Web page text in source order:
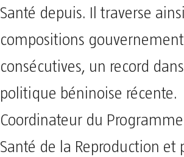
Santé depuis. Il traverse
compositions
consécutives, un record
politique béninoise récente.
Coordinateur du
Santé de la Reproduction et